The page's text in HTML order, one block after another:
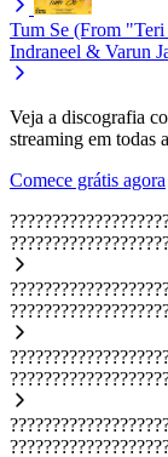
Tum Se (From
Indraneel & Varun
Veja a discografia
streaming em todas
Comece grátis agora